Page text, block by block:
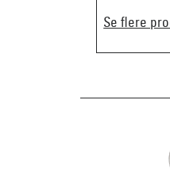
Se flere